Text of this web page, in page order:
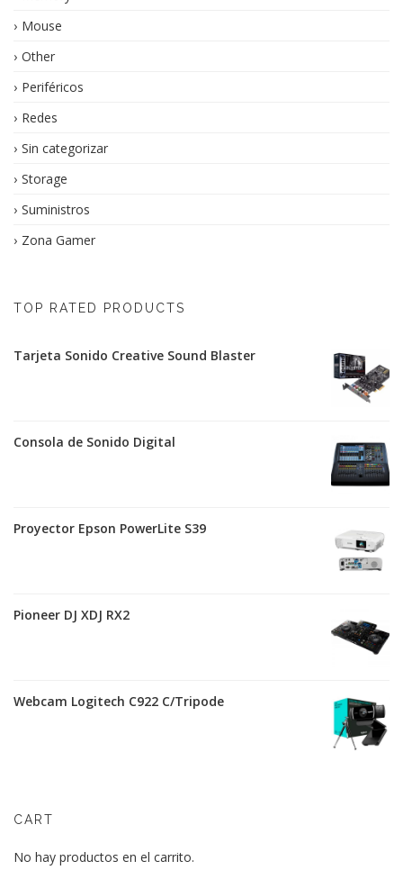
Mouse
Other
Periféricos
Redes
Sin categorizar
Storage
Suministros
Zona Gamer
TOP RATED PRODUCTS
Tarjeta Sonido Creative Sound Blaster
Consola de Sonido Digital
Proyector Epson PowerLite S39
Pioneer DJ XDJ RX2
Webcam Logitech C922 C/Tripode
CART
No hay productos en el carrito.